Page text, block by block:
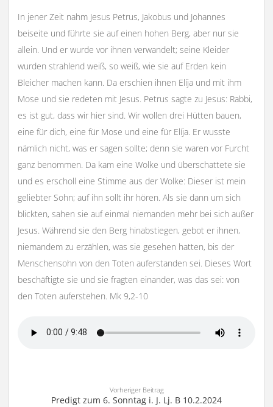
In jener Zeit nahm Jesus Petrus, Jakobus und Johannes
beiseite und führte sie auf einen hohen Berg, aber nur sie
allein. Und er wurde vor ihnen verwandelt; seine Kleider
wurden strahlend weiß, so weiß, wie sie auf Erden kein
Bleicher machen kann. Da erschien ihnen Elíja und mit ihm
Mose und sie redeten mit Jesus. Petrus sagte zu Jesus: Rabbi,
es ist gut, dass wir hier sind. Wir wollen drei Hütten bauen,
eine für dich, eine für Mose und eine für Elíja. Er wusste
nämlich nicht, was er sagen sollte; denn sie waren vor Furcht
ganz benommen. Da kam eine Wolke und überschattete sie
und es erscholl eine Stimme aus der Wolke: Dieser ist mein
geliebter Sohn; auf ihn sollt ihr hören. Als sie dann um sich
blickten, sahen sie auf einmal niemanden mehr bei sich außer
Jesus. Während sie den Berg hinabstiegen, gebot er ihnen,
niemandem zu erzählen, was sie gesehen hatten, bis der
Menschensohn von den Toten auferstanden sei. Dieses Wort
beschäftigte sie und sie fragten einander, was das sei: von
den Toten auferstehen. Mk 9,2-10
Vorheriger Beitrag
Predigt zum 6. Sonntag i. J. Lj. B 10.2.2024